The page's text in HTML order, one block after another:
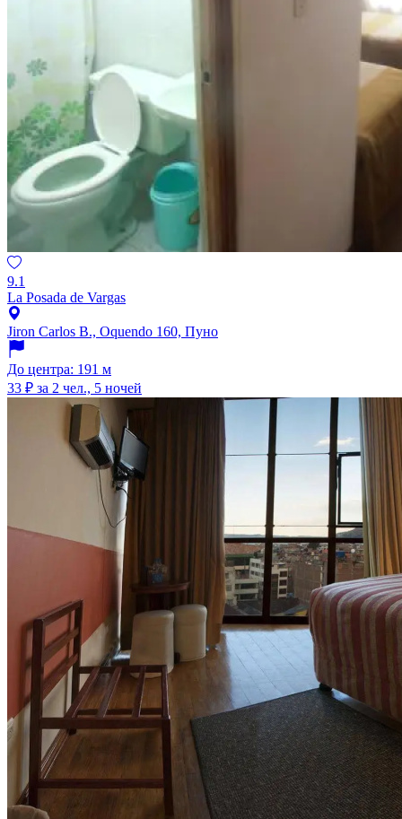
9.1
La Posada de Vargas
Jiron Carlos B., Oquendo 160, Пуно
До центра: 191 м
33 ₽ за 2 чел., 5 ночей